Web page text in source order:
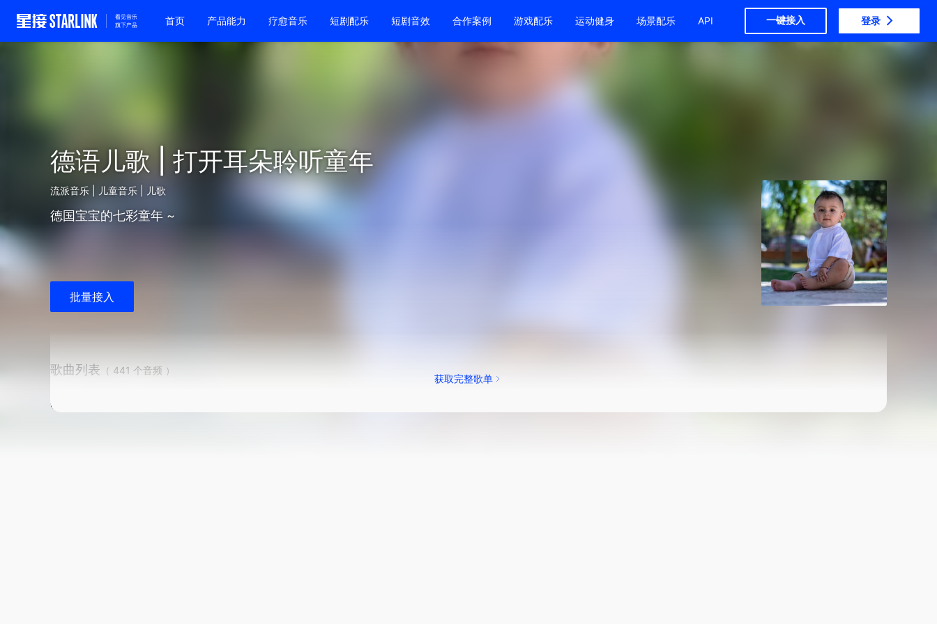
首页 产品能力 疗愈音乐 短剧配乐 短剧音效 合作案例 游戏配乐 运动健身 场景配乐 API 一键接入 登录
德语儿歌 | 打开耳朵聆听童年
流派音乐 | 儿童音乐 | 儿歌
德国宝宝的七彩童年 ~
批量接入
歌曲列表 （ 441 个音频 ）
歌曲信息
获取完整歌单